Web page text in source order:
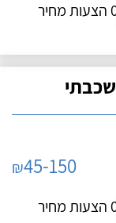
מחיר
₪45-150
מחיר